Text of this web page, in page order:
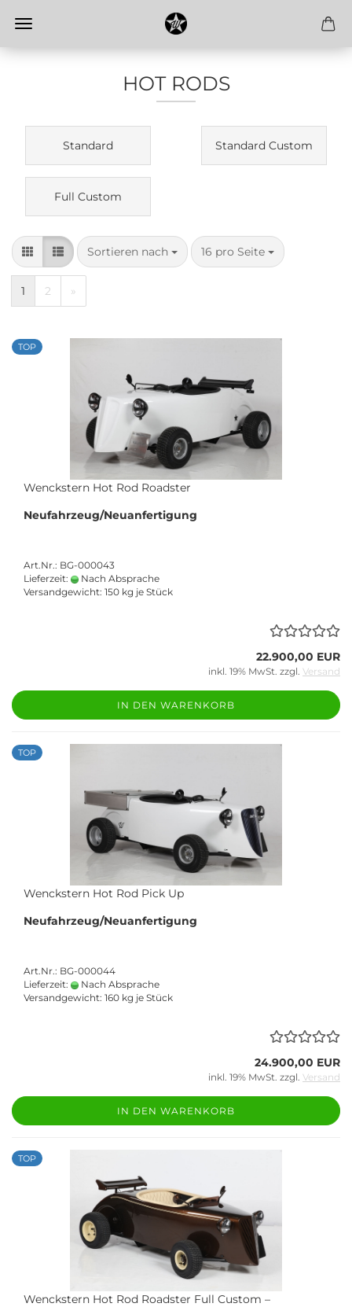
HOT RODS
Standard Standard Custom
Full Custom
Sortieren nach
Sortieren nach 16 pro Seite
pro Seite
1 2 »
TOP
Wenckstern Hot Rod Roadster
Neufahrzeug/Neuanfertigung
Art.Nr.: BG-000043
Lieferzeit:
Nach Absprache
Versandgewicht: 150 kg je Stück
22.900,00 EUR
inkl. 19% MwSt. zzgl. Versand
IN DEN WARENKORB
TOP
Wenckstern Hot Rod Pick Up
Neufahrzeug/Neuanfertigung
Art.Nr.: BG-000044
Lieferzeit:
Nach Absprache
Versandgewicht: 160 kg je Stück
24.900,00 EUR
inkl. 19% MwSt. zzgl. Versand
IN DEN WARENKORB
TOP
Wenckstern Hot Rod Roadster Full Custom –